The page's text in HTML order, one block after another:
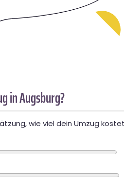
in Augsburg?
wie viel dein Umzug